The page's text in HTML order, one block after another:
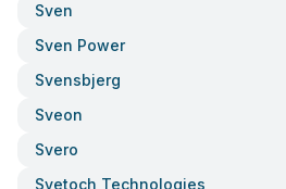
Sven
Sven Power
Svensbjerg
Sveon
Svero
Svetoch Technologies